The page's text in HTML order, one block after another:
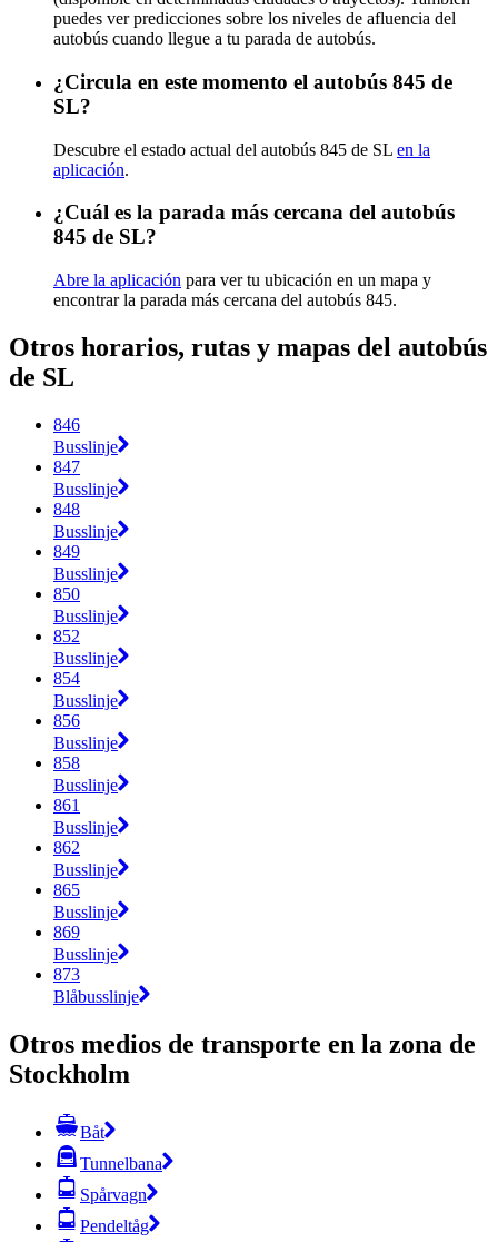
puedes ver predicciones sobre los niveles de afluencia del
autobús cuando llegue a tu parada de autobús.
¿Circula en este momento el autobús 845 de
SL?
Descubre el estado actual del autobús 845 de SL en la
aplicación.
¿Cuál es la parada más cercana del autobús
845 de SL?
Abre la aplicación para ver tu ubicación en un mapa y
encontrar la parada más cercana del autobús 845.
Otros horarios, rutas y mapas del autobús
de SL
846
Busslinje
847
Busslinje
848
Busslinje
849
Busslinje
850
Busslinje
852
Busslinje
854
Busslinje
856
Busslinje
858
Busslinje
861
Busslinje
862
Busslinje
865
Busslinje
869
Busslinje
873
Blåbusslinje
Otros medios de transporte en la zona de
Stockholm
Båt
Tunnelbana
Spårvagn
Pendeltåg